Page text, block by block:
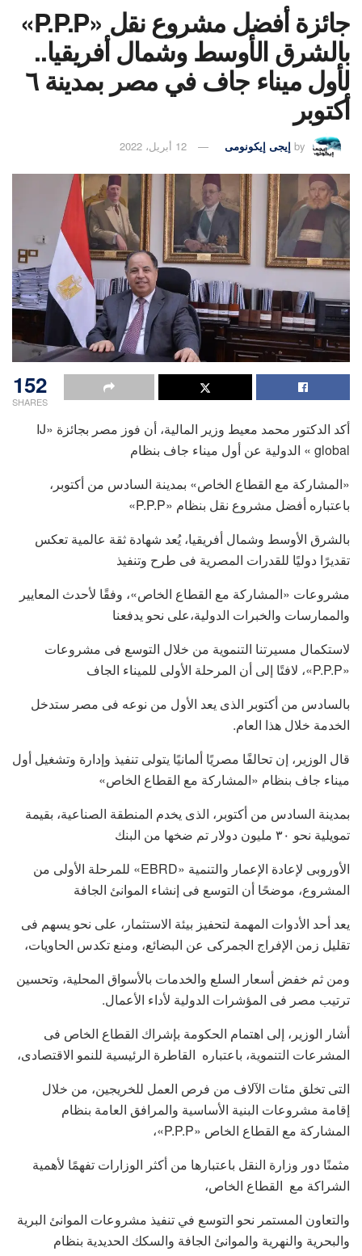
جائزة أفضل مشروع نقل «P.P.P»
بالشرق الأوسط وشمال أفريقيا..
لأول ميناء جاف في مصر بمدينة ٦
أكتوبر
by إيجى إيكونومى 12 أبريل، 2022
152
SHARES
أكد الدكتور محمد معيط وزير المالية، أن فوز مصر بجائزة «IJ
global » الدولية عن أول ميناء جاف بنظام
«المشاركة مع القطاع الخاص» بمدينة السادس من أكتوبر،
باعتباره أفضل مشروع نقل بنظام «P.P.P»
بالشرق الأوسط وشمال أفريقيا، يُعد شهادة ثقة عالمية تعكس
تقديرًا دوليًا للقدرات المصرية فى طرح وتنفيذ
مشروعات «المشاركة مع القطاع الخاص»، وفقًا لأحدث المعايير
والممارسات والخبرات الدولية،على نحو يدفعنا
لاستكمال مسيرتنا التنموية من خلال التوسع فى مشروعات
«P.P.P»، لافتًا إلى أن المرحلة الأولى للميناء الجاف
بالسادس من أكتوبر الذى يعد الأول من نوعه فى مصر ستدخل
الخدمة خلال هذا العام.
قال الوزير، إن تحالفًا مصريًا ألمانيًا يتولى تنفيذ وإدارة وتشغيل أول
ميناء جاف بنظام «المشاركة مع القطاع الخاص»
بمدينة السادس من أكتوبر، الذى يخدم المنطقة الصناعية، بقيمة
تمويلية نحو ٣٠ مليون دولار تم ضخها من البنك
الأوروبى لإعادة الإعمار والتنمية «EBRD» للمرحلة الأولى من
المشروع، موضحًا أن التوسع فى إنشاء الموانئ الجافة
يعد أحد الأدوات المهمة لتحفيز بيئة الاستثمار، على نحو يسهم فى
تقليل زمن الإفراج الجمركى عن البضائع، ومنع تكدس الحاويات،
ومن ثم خفض أسعار السلع والخدمات بالأسواق المحلية، وتحسين
ترتيب مصر فى المؤشرات الدولية لأداء الأعمال.
أشار الوزير، إلى اهتمام الحكومة بإشراك القطاع الخاص فى
المشرعات التنموية، باعتباره القاطرة الرئيسية للنمو الاقتصادى،
التى تخلق مئات الآلاف من فرص العمل للخريجين، من خلال
إقامة مشروعات البنية الأساسية والمرافق العامة بنظام
المشاركة مع القطاع الخاص «P.P.P»،
مثمنًا دور وزارة النقل باعتبارها من أكثر الوزارات تفهمًا لأهمية
الشراكة مع القطاع الخاص،
والتعاون المستمر نحو التوسع في تنفيذ مشروعات الموانئ البرية
والبحرية والنهرية والموانئ الجافة والسكك الحديدية بنظام